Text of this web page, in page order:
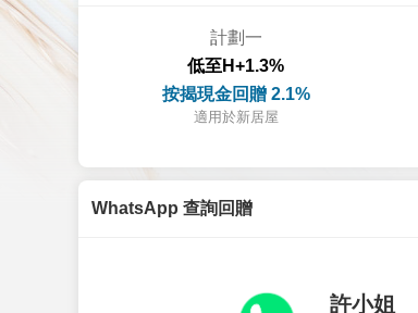
計劃一
低至H+1.3%
按揭現金回贈 2.1%
適用於新居屋
WhatsApp 查詢回贈
許小姐